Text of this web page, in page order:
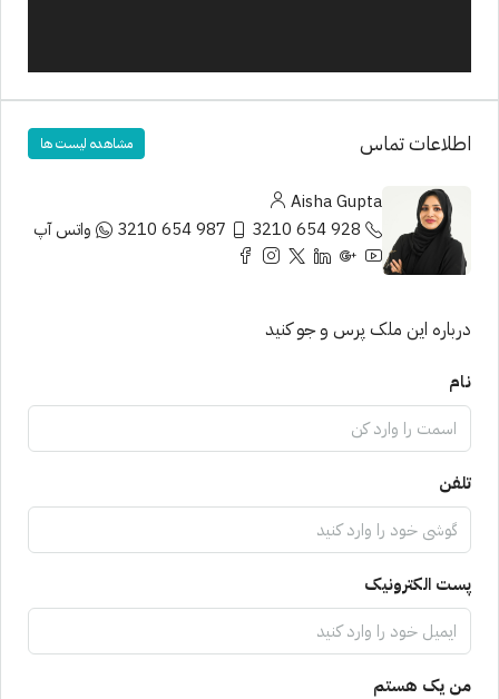
اطلاعات تماس مشاهده لیست ها
Aisha Gupta
928 654 3210
987 654 3210 واتس آپ
درباره این ملک پرس و جو کنید
نام
تلفن
پست الکترونیک
من یک هستم